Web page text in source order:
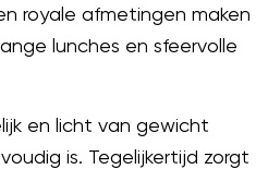
royale afmetingen maken
lunches en sfeervolle
en licht van gewicht
is. Tegelijkertijd zorgt